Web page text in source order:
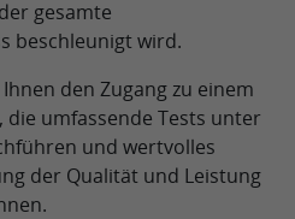
gesamte
beschleunigt wird.
den Zugang zu einem
umfassende Tests unter
und wertvolles
der Qualität und Leistung